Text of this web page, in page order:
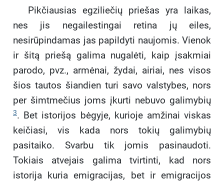
Pikčiausias egziliečių priešas yra laikas,
nes jis negailestingai retina jų eiles,
nesirūpindamas jas papildyti naujomis. Vienok
ir šitą priešą galima nugalėti, kaip įsakmiai
parodo, pvz., armėnai, žydai, airiai, nes visos
šios tautos šiandien turi savo valstybes, nors
per šimtmečius joms įkurti nebuvo galimybių
3. Bet istorijos bėgyje, kurioje amžinai viskas
keičiasi, vis kada nors tokių galimybių
pasitaiko. Svarbu tik jomis pasinaudoti.
Tokiais atvejais galima tvirtinti, kad nors
istorija kuria emigracijas, bet ir emigracijos